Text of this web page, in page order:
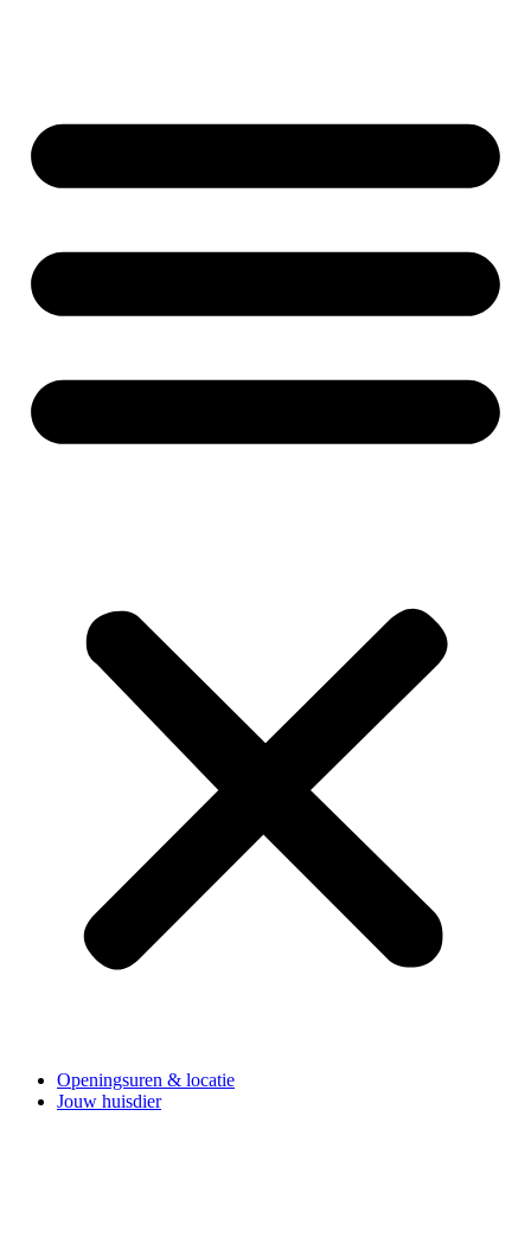
Openingsuren & locatie
Jouw huisdier